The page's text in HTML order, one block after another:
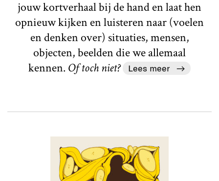
jouw kortverhaal bij de hand en laat hen
opnieuw kijken en luisteren naar (voelen
en denken over) situaties, mensen,
objecten, beelden die we allemaal
kennen. Of toch niet? Lees meer